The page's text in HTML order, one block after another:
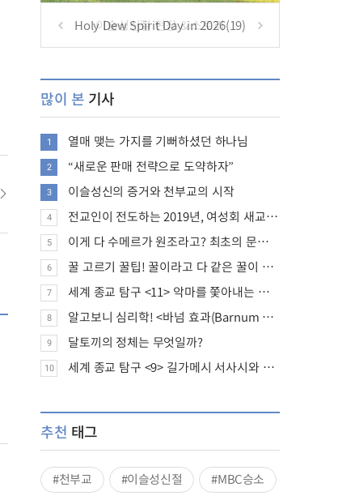
Holy Dew Spirit Day in 2026(19)
많이 본 기사
1 열매 맺는 가지를 기뻐하셨던 하나님
2 “새로운 판매 전략으로 도약하자”
3 이슬성신의 증거와 천부교의 시작
4 전교인이 전도하는 2019년, 여성회 새교인 증가 추세
5 이게 다 수메르가 원조라고? 최초의 문명, 수메르는 어떤 문명이었을까?
6 꿀 고르기 꿀팁! 꿀이라고 다 같은 꿀이 아니다!
7 세계 종교 탐구 <11> 악마를 쫓아내는 의식의 뿌리에 대하여
8 알고보니 심리학! <바넘 효과(Barnum effect)>
9 달토끼의 정체는 무엇일까?
10 세계 종교 탐구 <9> 길가메시 서사시와 성경에 대하여
추천 태그
#천부교 #이슬성신절 #MBC승소